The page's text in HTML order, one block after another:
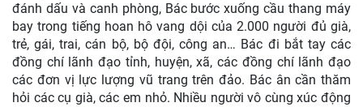
đánh dấu và canh phòng, Bác bước xuống cầu thang máy
bay trong tiếng hoan hô vang dội của 2.000 người đủ già,
trẻ, gái, trai, cán bộ, bộ đội, công an… Bác đi bắt tay các
đồng chí lãnh đạo tỉnh, huyện, xã, các đồng chí lãnh đạo
các đơn vị lực lượng vũ trang trên đảo. Bác ân cần thăm
hỏi các cụ già, các em nhỏ. Nhiều người vô cùng xúc động